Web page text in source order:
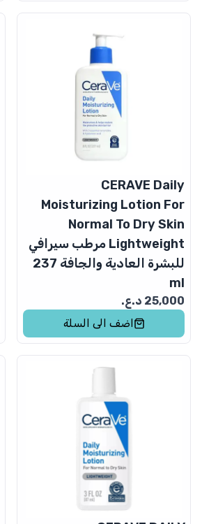
CERAVE Daily
Moisturizing Lotion For
Normal To Dry Skin
Lightweight مرطب سيرافي
للبشرة العادية والجافة 237
ml
25,000 د.ع.
اضف الى السلة